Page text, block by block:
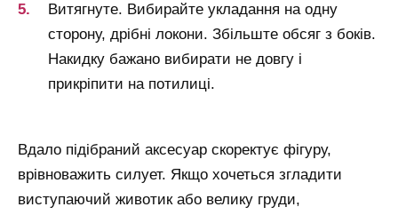
Витягнуте. Вибирайте укладання на одну
сторону, дрібні локони. Збільште обсяг з боків.
Накидку бажано вибирати не довгу і
прикріпити на потилиці.
Вдало підібраний аксесуар скоректує фігуру,
врівноважить силует. Якщо хочеться згладити
виступаючий животик або велику груди,